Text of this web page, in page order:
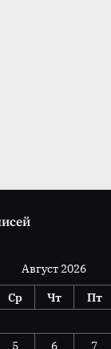
Август 2026
Ср Чт Пт
5 6 7